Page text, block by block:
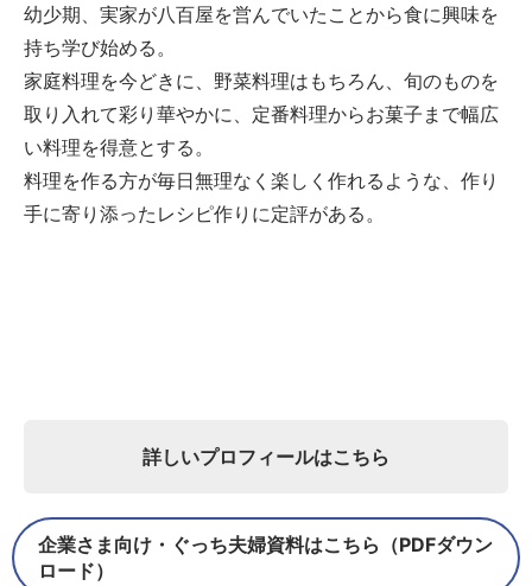
幼少期、実家が八百屋を営んでいたことから食に興味を
持ち学び始める。
家庭料理を今どきに、野菜料理はもちろん、旬のものを
取り入れて彩り華やかに、定番料理からお菓子まで幅広
い料理を得意とする。
料理を作る方が毎日無理なく楽しく作れるような、作り
手に寄り添ったレシピ作りに定評がある。
詳しいプロフィールはこちら
企業さま向け・ぐっち夫婦資料はこちら（PDFダウン
ロード）